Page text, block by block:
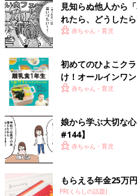
困ったときの母性頼みです。
見知らぬ他人から
れたら、どうした
赤ちゃん・育児
初めてのひよこク
け！オールインワン​
赤ちゃん・育児
娘から学ぶ大切な
#144】
赤ちゃん・育児
もらえる年金25万
PR(くらしの話題)